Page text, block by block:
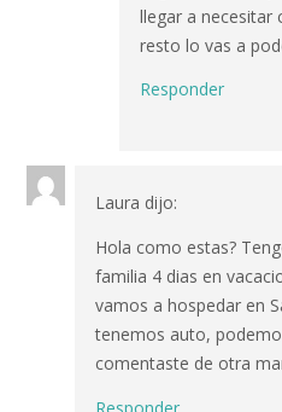
llegar a necesitar
resto lo vas a
Responder
Laura dijo:
Hola como estas?
familia 4 dias en
vamos a hospedar en
tenemos auto,
comentaste de otra